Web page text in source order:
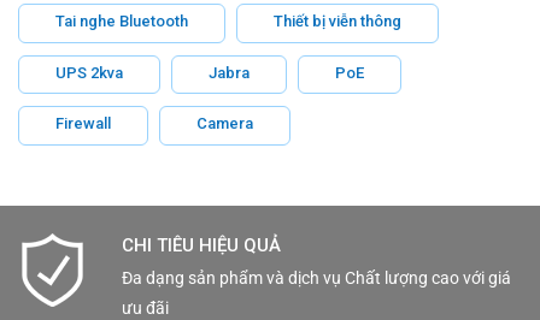
Tai nghe Bluetooth Thiết bị viễn thông
UPS 2kva Jabra PoE
Firewall Camera
CHI TIÊU HIỆU QUẢ
Đa dạng sản phẩm và dịch vụ Chất lượng cao với giá
ưu đãi